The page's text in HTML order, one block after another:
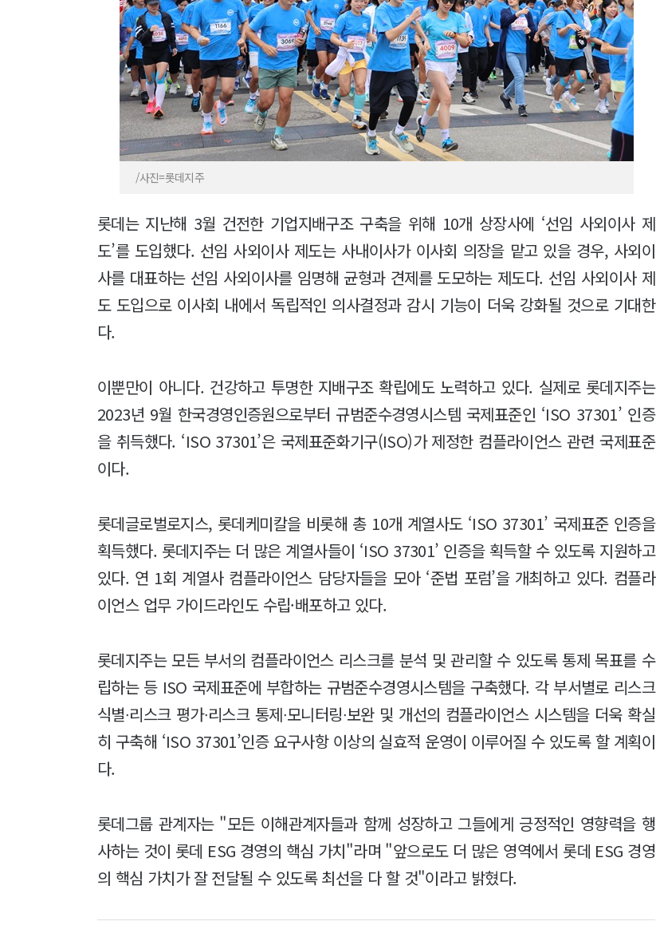
/사진=롯데지주
롯데는 지난해 3월 건전한 기업지배구조 구축을 위해 10개 상장사에 ‘선임 사외이사 제
도’를 도입했다. 선임 사외이사 제도는 사내이사가 이사회 의장을 맡고 있을 경우, 사외이
사를 대표하는 선임 사외이사를 임명해 균형과 견제를 도모하는 제도다. 선임 사외이사 제
도 도입으로 이사회 내에서 독립적인 의사결정과 감시 기능이 더욱 강화될 것으로 기대한
다.
이뿐만이 아니다. 건강하고 투명한 지배구조 확립에도 노력하고 있다. 실제로 롯데지주는
2023년 9월 한국경영인증원으로부터 규범준수경영시스템 국제표준인 ‘ISO 37301’ 인증
을 취득했다. ‘ISO 37301’은 국제표준화기구(ISO)가 제정한 컴플라이언스 관련 국제표준
이다.
롯데글로벌로지스, 롯데케미칼을 비롯해 총 10개 계열사도 ‘ISO 37301’ 국제표준 인증을
획득했다. 롯데지주는 더 많은 계열사들이 ‘ISO 37301’ 인증을 획득할 수 있도록 지원하고
있다. 연 1회 계열사 컴플라이언스 담당자들을 모아 ‘준법 포럼’을 개최하고 있다. 컴플라
이언스 업무 가이드라인도 수립·배포하고 있다.
롯데지주는 모든 부서의 컴플라이언스 리스크를 분석 및 관리할 수 있도록 통제 목표를 수
립하는 등 ISO 국제표준에 부합하는 규범준수경영시스템을 구축했다. 각 부서별로 리스크
식별∙리스크 평가∙리스크 통제∙모니터링∙보완 및 개선의 컴플라이언스 시스템을 더욱 확실
히 구축해 ‘ISO 37301’인증 요구사항 이상의 실효적 운영이 이루어질 수 있도록 할 계획이
다.
롯데그룹 관계자는 "모든 이해관계자들과 함께 성장하고 그들에게 긍정적인 영향력을 행
사하는 것이 롯데 ESG 경영의 핵심 가치"라며 "앞으로도 더 많은 영역에서 롯데 ESG 경영
의 핵심 가치가 잘 전달될 수 있도록 최선을 다 할 것"이라고 밝혔다.